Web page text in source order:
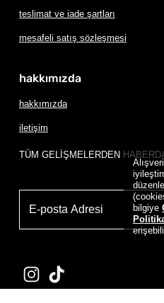
bilgiye
teslimat ve iade şartları
mesafeli satış sözleşmesi
hakkımızda
hakkımızda
iletişim
TÜM GELİŞMELERDEN